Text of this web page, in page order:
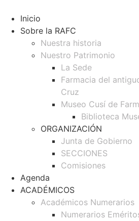
contenido
Inicio
Sobre la RAFC
Nuestra historia
Nuestro Patrimonio
La Sede
Farmacia del
Cruz
Museo Cusí de
Biblioteca
ORGANIZACIÓN
Junta de Gobierno
SECCIONES
Comisiones
Agenda
ACADÉMICOS
Académicos Numerarios
Numerarios